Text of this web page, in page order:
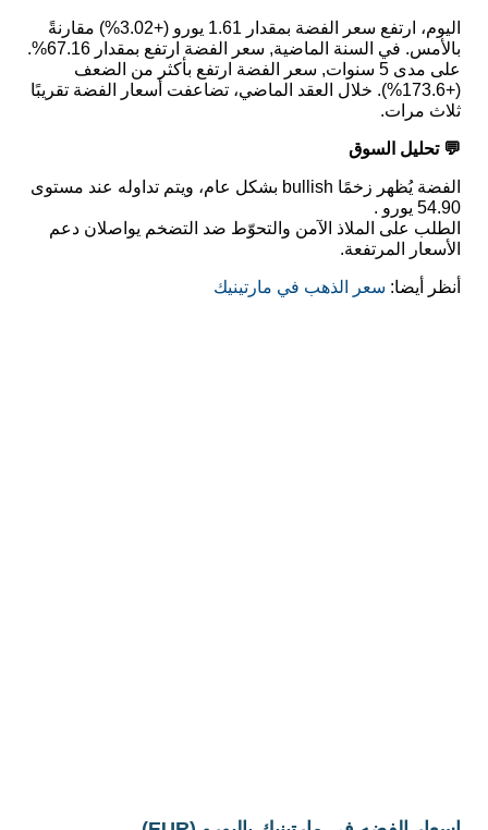
اليوم، ارتفع سعر الفضة بمقدار 1.61 يورو (+3.02%) مقارنةً
بالأمس. في السنة الماضية, سعر الفضة ارتفع بمقدار 67.16%.
على مدى 5 سنوات, سعر الفضة ارتفع بأكثر من الضعف
(+173.6%). خلال العقد الماضي، تضاعفت أسعار الفضة تقريبًا
ثلاث مرات.
💬 تحليل السوق
الفضة يُظهر زخمًا bullish بشكل عام، ويتم تداوله عند مستوى
54.90 يورو .
الطلب على الملاذ الآمن والتحوّط ضد التضخم يواصلان دعم
الأسعار المرتفعة.
أنظر أيضا: سعر الذهب في مارتينيك